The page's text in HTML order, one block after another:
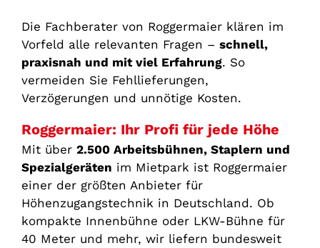
Die Fachberater von Roggermaier klären im
Vorfeld alle relevanten Fragen – schnell,
praxisnah und mit viel Erfahrung. So
vermeiden Sie Fehllieferungen,
Verzögerungen und unnötige Kosten.
Roggermaier: Ihr Profi für jede Höhe
Mit über 2.500 Arbeitsbühnen, Staplern und
Spezialgeräten im Mietpark ist Roggermaier
einer der größten Anbieter für
Höhenzugangstechnik in Deutschland. Ob
kompakte Innenbühne oder LKW-Bühne für
40 Meter und mehr, wir liefern bundesweit